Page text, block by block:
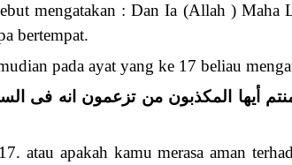
mengatakan : Dan Ia (Allah )
bertempat.
pada ayat yang ke 17 beliau
أيها المكذبون من تزعمون انه فى
17. atau apakah kamu merasa aman